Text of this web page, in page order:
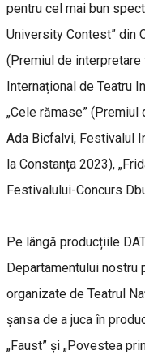
pentru cel mai bun
University Contest” din
(Premiul de interpretare
Internațional de Teatru
„Cele rămase”
Ada Bicfalvi, Festivalul
la Constanța 2023),
Festivalului-Concurs
Pe lângă producțiile
Departamentului
organizate de Teatrul
șansa de a juca în
„Faust” și „Povestea